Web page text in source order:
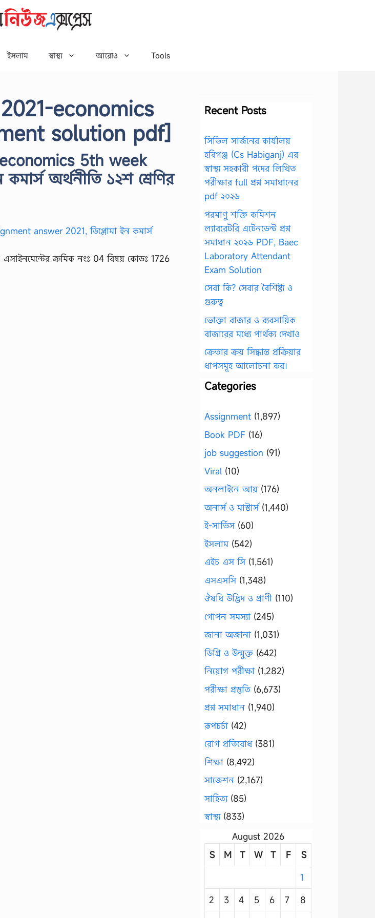
ইসলাম স্বাস্থ্য আরোও Tools
economics
solution pdf]
5th week
অর্থনীতি ১২শ শ্রেণির
ক্রমিক নংঃ 04 বিষয় কোডঃ 1726
Recent Posts
সিভিল সার্জনের কার্যালয়
হবিগঞ্জ (Cs Habiganj) এর
স্বাস্থ্য সহকারী পদের লিখিত
পরীক্ষার full প্রশ্ন সমাধানের
pdf ২০২৬
পরমাণু শক্তি কমিশন
ল্যাবরেটরি এটেনডেন্ট প্রশ্ন
সমাধান ২০২৬ PDF, Baec
Laboratory Attendant
Exam Solution
সেবা কি? সেবার বৈশিষ্ট্য ও
গুরুত্ব
ভোক্তা বাজার ও ব্যবসায়িক
বাজারের মধ্যে পার্থক্য দেখাও
ক্রেতার ক্রয় সিদ্ধান্ত প্রক্রিয়ার
ধাপসমূহ আলোচনা কর।
Categories
Assignment (1,897)
Book PDF (16)
job suggestion (91)
Viral (10)
অনলাইনে আয় (176)
অনার্স ও মাস্টার্স(1,440)
ই-সার্ভিস(60)
ইসলাম(542)
এইচ এস সি(1,561)
এসএসসি(1,348)
ঔষধি উদ্ভিদ ও প্রাণী (110)
গোপন সমস্যা (245)
জানা অজানা (1,031)
ডিগ্রি ও উন্মুক্ত (642)
নিয়োগ পরীক্ষা (1,282)
পরীক্ষা প্রস্তুতি (6,673)
প্রশ্ন সমাধান (1,940)
রূপচর্চা (42)
রোগ প্রতিরোধ(381)
শিক্ষা (8,492)
সাজেশন (2,167)
সাহিত্য(85)
স্বাস্থ্য(833)
August 2026
S
M T W T F
S
1
2
3 4 5 6 7
8